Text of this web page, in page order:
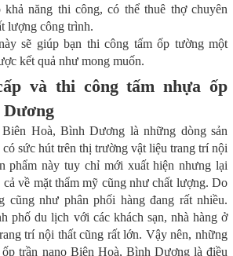
năng thi công, có thể thuê thợ chuyên
lượng công trình.
sẽ giúp bạn thi công tấm ốp tường một
kết quả như mong muốn.
và thi công tấm nhựa ốp
Hoà, Bình Dương là những dòng sản
sức hút trên thị trường vật liệu trang trí nội
phẩm này tuy chỉ mới xuất hiện nhưng lại
về mặt thẩm mỹ cũng như chất lượng. Do
cũng như phân phối hàng đang rất nhiều.
phố du lịch với các khách sạn, nhà hàng ở
trí nội thất cũng rất lớn. Vậy nên, những
trần nano Biên Hoà, Bình Dương là điều